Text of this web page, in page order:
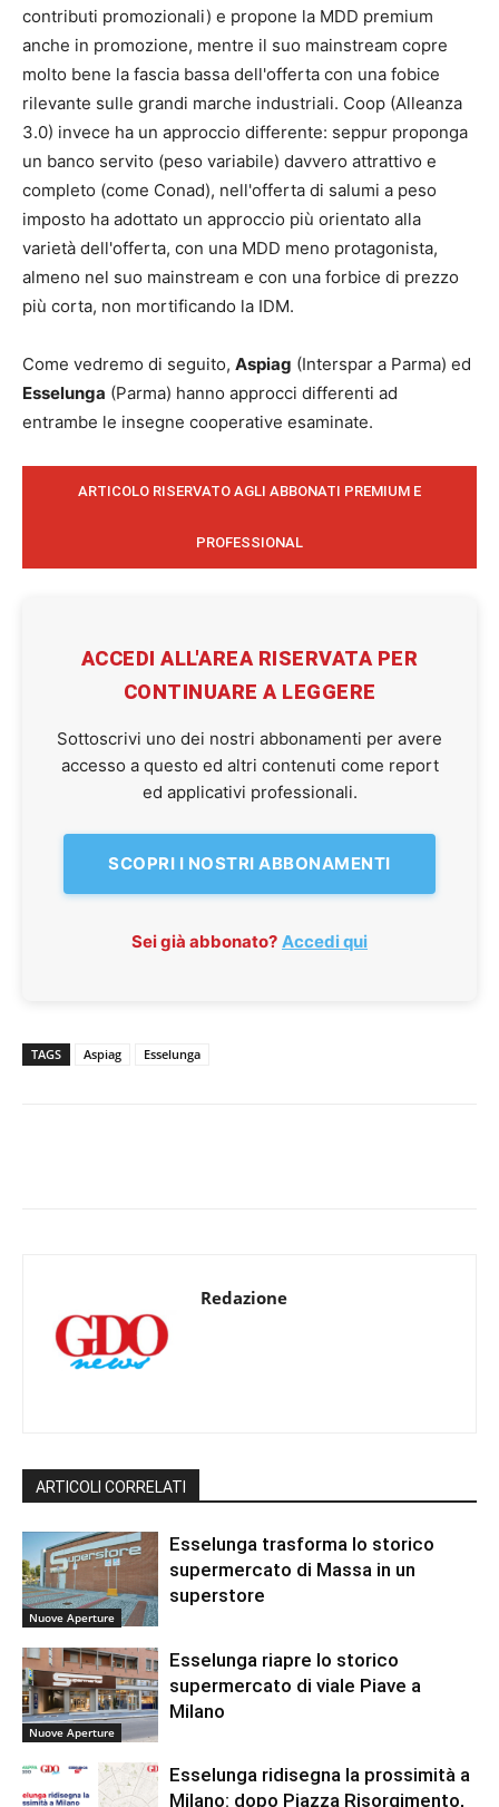
contributi promozionali) e propone la MDD premium
anche in promozione, mentre il suo mainstream copre
molto bene la fascia bassa dell'offerta con una fobice
rilevante sulle grandi marche industriali. Coop (Alleanza
3.0) invece ha un approccio differente: seppur proponga
un banco servito (peso variabile) davvero attrattivo e
completo (come Conad), nell'offerta di salumi a peso
imposto ha adottato un approccio più orientato alla
varietà dell'offerta, con una MDD meno protagonista,
almeno nel suo mainstream e con una forbice di prezzo
più corta, non mortificando la IDM.
Come vedremo di seguito, Aspiag (Interspar a Parma) ed
Esselunga (Parma) hanno approcci differenti ad
entrambe le insegne cooperative esaminate.
ARTICOLO RISERVATO AGLI ABBONATI PREMIUM E
PROFESSIONAL
ACCEDI ALL'AREA RISERVATA PER
CONTINUARE A LEGGERE
Sottoscrivi uno dei nostri abbonamenti per avere
accesso a questo ed altri contenuti come report
ed applicativi professionali.
SCOPRI I NOSTRI ABBONAMENTI
Sei già abbonato? Accedi qui
TAGS Aspiag Esselunga
Redazione
ARTICOLI CORRELATI
Nuove Aperture
Esselunga trasforma lo storico
supermercato di Massa in un
superstore
Nuove Aperture
Esselunga riapre lo storico
supermercato di viale Piave a
Milano
Esselunga ridisegna la prossimità a
Milano: dopo Piazza Risorgimento,